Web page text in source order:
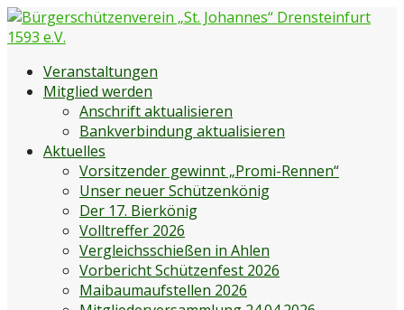
Zum
Inhalt
e.V.
Veranstaltungen
Mitglied werden
Anschrift aktualisieren
Bankverbindung aktualisieren
Aktuelles
Vorsitzender gewinnt „Promi-Rennen“
Unser neuer Schützenkönig
Der 17. Bierkönig
Volltreffer 2026
Vergleichsschießen in Ahlen
Vorbericht Schützenfest 2026
Maibaumaufstellen 2026